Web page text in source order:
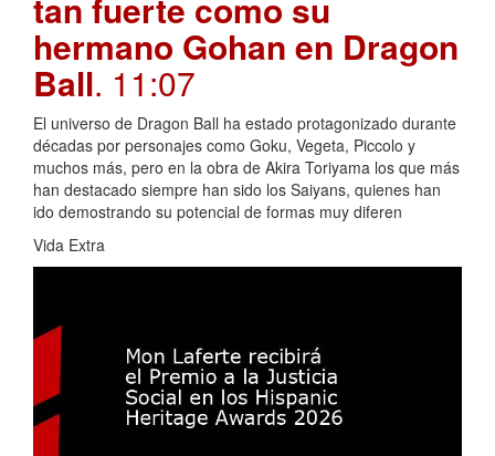
hermano Gohan en Dragon
Ball. 11:07
El universo de Dragon Ball ha estado protagonizado durante
décadas por personajes como Goku, Vegeta, Piccolo y
muchos más, pero en la obra de Akira Toriyama los que más
han destacado siempre han sido los Saiyans, quienes han
ido demostrando su potencial de formas muy diferen
Vida Extra